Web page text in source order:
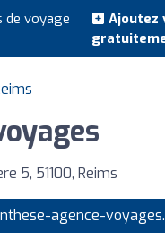
de voyage
Ajoutez
5, 51100, Reims
agence-